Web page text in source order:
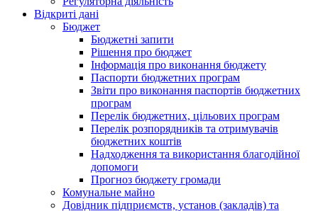
Відкриті дані
Бюджет
Бюджетні запити
Рішення про бюджет
Інформація про виконання бюджету
Паспорти бюджетних програм
Звіти про виконання паспортів бюджетних
програм
Перелік бюджетних, цільових програм
Перелік розпорядників та отримувачів
бюджетних коштів
Надходження та використання благодійної
допомоги
Прогноз бюджету громади
Комунальне майно
Довідник підприємств, установ (закладів) та